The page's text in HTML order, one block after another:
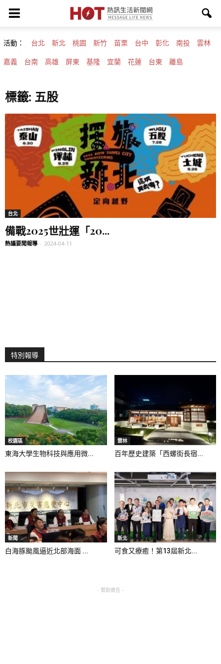
活動： 台北 新北 桃園 新竹 苗栗 台中 彰化 南投 雲林
嘉義 台南 高雄 屏東 基隆 宜蘭 花蓮 台東 離島
標籤: 五股
台北
備戰2025世壯運「20...
熱議要聞報導 - 2024-04-11
特別報導
校園區
東海大學生物科技與應用微...
雲林
百年歷史建築「西螺街長宿...
新聞
白海豚颱風逼近北部海面 ...
新北
可食又療癒！第13屆新北...
- 贊助廣告 -